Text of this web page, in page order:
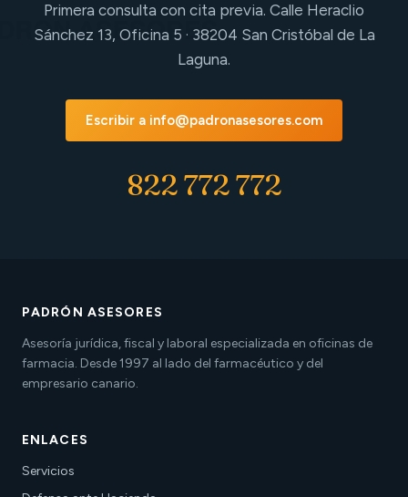
Primera consulta con cita previa. Calle Heraclio
Sánchez 13, Oficina 5 · 38204 San Cristóbal de La
Laguna.
Escribir a info@padronasesores.com
822 772 772
PADRÓN ASESORES
Asesoría jurídica, fiscal y laboral especializada en oficinas de
farmacia. Desde 1997 al lado del farmacéutico y del
empresario canario.
ENLACES
Servicios